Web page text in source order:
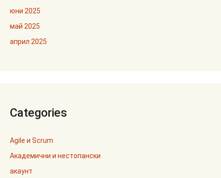
юни 2025
май 2025
април 2025
Categories
Agile и Scrum
Академични и нестопански
акаунт